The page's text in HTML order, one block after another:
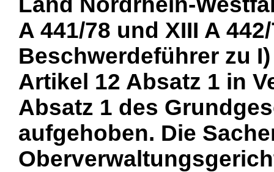
A 441/78 und XIII A
Beschwerdeführer zu
Artikel 12 Absatz 1 in
Absatz 1 des
aufgehoben. Die